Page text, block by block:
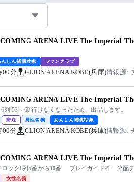
ARENA LIVE The Imperial
んしん補償対象 ファンクラブ
00分 GLION ARENA KOBE(兵庫)情報源:
ARENA LIVE The Imperial
列 53～60 行けなくなったため、出品します。
郵送 男性名義 あんしん補償対象
00分 GLION ARENA KOBE(兵庫)情報源:
ARENA LIVE The Imperial
ック8列5番から10番 プレイガイド枠 分配
女性名義